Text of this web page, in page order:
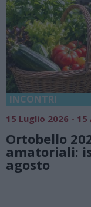
18 Luglio
Vivi
natura e
Lago di
Valsolda